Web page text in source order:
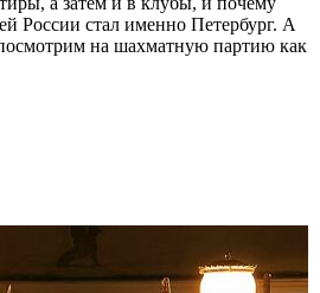
России стал именно Петербург. А
на шахматную партию как